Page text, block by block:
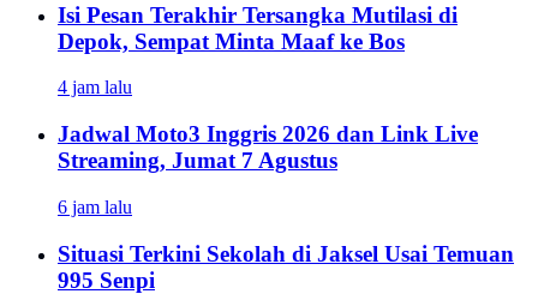
Isi Pesan Terakhir Tersangka Mutilasi di
Depok, Sempat Minta Maaf ke Bos
4 jam lalu
Jadwal Moto3 Inggris 2026 dan Link Live
Streaming, Jumat 7 Agustus
6 jam lalu
Situasi Terkini Sekolah di Jaksel Usai Temuan
995 Senpi